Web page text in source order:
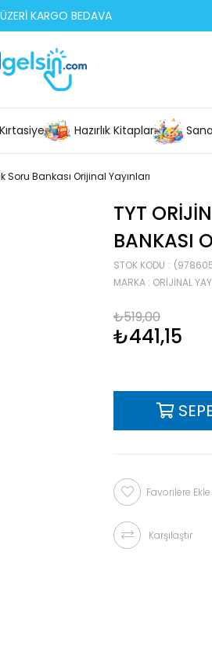
KARGO BEDAVA
Kırtasiye Hazırlık Kitapları
Bankası Orijinal Yayınları
TYT
BANKASI
STOK KODU
MARKA : ORIJINAL
₺519,00
₺441,15
Favorilere Ekle
Karşılaştır